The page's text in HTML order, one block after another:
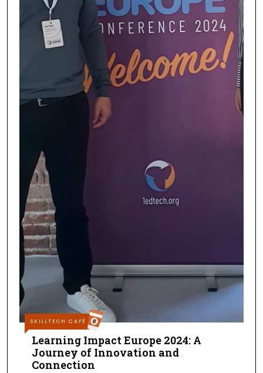
SKILLTECH CAFÉ
Learning Impact Europe 2024: A
Journey of Innovation and
Connection